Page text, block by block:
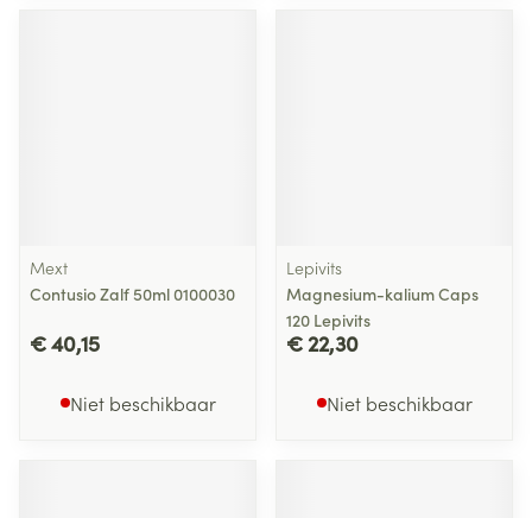
Mext
Contusio Zalf 50ml 0100030
€ 40,15
Niet beschikbaar
Lepivits
Magnesium-kalium Caps
120 Lepivits
€ 22,30
Niet beschikbaar